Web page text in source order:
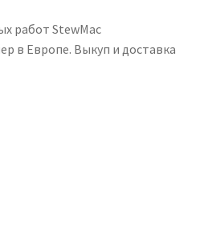
работ StewMac
в Европе. Выкуп и доставка